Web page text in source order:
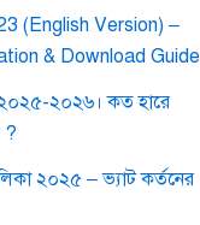
(English Version) –
& Download Guide
২০২৬। কত হারে
?
২০২৫ – ভ্যাট কর্তনের